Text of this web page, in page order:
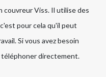
couvreur Viss. Il utilise des
pour cela qu'il peut
Si vous avez besoin
directement.